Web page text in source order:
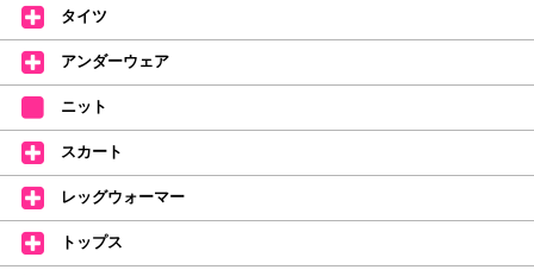
2026年4月1日よりシューズ全般、衣類など商品を値上げしました。
何卒ご理解いただけますようお願い申し上げます
【シューズのフィッティングについて】
全店、ご予約不要です(18:30まで)。タイツ・ソックス・トウパッドを
持参してください。
皆さまのダンスライフをサポートできるようなさまざまな商品をご紹介して
おります。
【新商品はこちらから】 ←ここをクリック♪
タイツ
アンダーウェア
ニット
スカート
レッグウォーマー
トップス